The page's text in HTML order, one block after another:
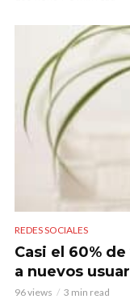
REDES SOCIALES
Casi el 60%
a nuevos
96 views 3 min read